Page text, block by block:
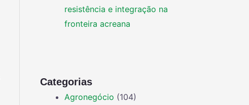
resistência e integração na
fronteira acreana
Categorias
Agronegócio (104)